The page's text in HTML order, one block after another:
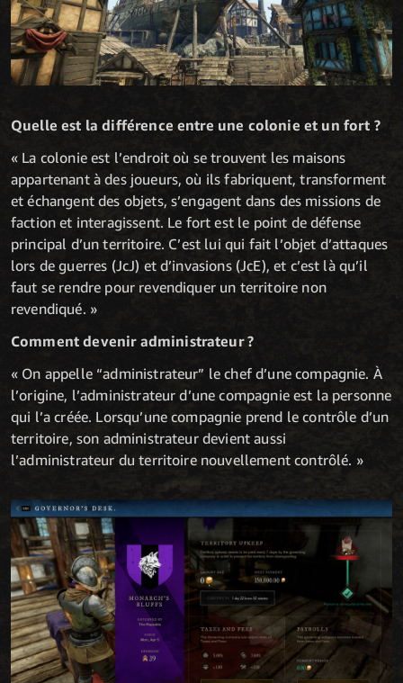
Quelle est la différence entre une colonie et un fort ?
« La colonie est l’endroit où se trouvent les maisons
appartenant à des joueurs, où ils fabriquent, transforment
et échangent des objets, s’engagent dans des missions de
faction et interagissent. Le fort est le point de défense
principal d’un territoire. C’est lui qui fait l’objet d’attaques
lors de guerres (JcJ) et d’invasions (JcE), et c’est là qu’il
faut se rendre pour revendiquer un territoire non
revendiqué. »
Comment devenir administrateur ?
« On appelle “administrateur” le chef d’une compagnie. À
l’origine, l’administrateur d’une compagnie est la personne
qui l’a créée. Lorsqu’une compagnie prend le contrôle d’un
territoire, son administrateur devient aussi
l’administrateur du territoire nouvellement contrôlé. »